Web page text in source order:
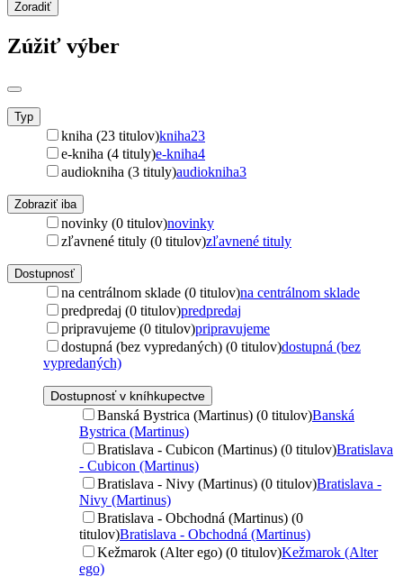
Zoradiť
Zúžiť výber
Typ
kniha (23 titulov)kniha23
e-kniha (4 tituly)e-kniha4
audiokniha (3 tituly)audiokniha3
Zobraziť iba
novinky (0 titulov)novinky
zľavnené tituly (0 titulov)zľavnené tituly
Dostupnosť
na centrálnom sklade (0 titulov)na centrálnom sklade
predpredaj (0 titulov)predpredaj
pripravujeme (0 titulov)pripravujeme
dostupná (bez vypredaných) (0 titulov)dostupná (bez
vypredaných)
Dostupnosť v kníhkupectve
Banská Bystrica (Martinus) (0 titulov)Banská
Bystrica (Martinus)
Bratislava - Cubicon (Martinus) (0 titulov)Bratislava
- Cubicon (Martinus)
Bratislava - Nivy (Martinus) (0 titulov)Bratislava -
Nivy (Martinus)
Bratislava - Obchodná (Martinus) (0
titulov)Bratislava - Obchodná (Martinus)
Kežmarok (Alter ego) (0 titulov)Kežmarok (Alter
ego)